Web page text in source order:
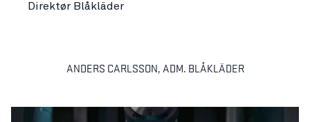
Direktør Blåkläder
ANDERS CARLSSON, ADM. BLÅKLÄDER